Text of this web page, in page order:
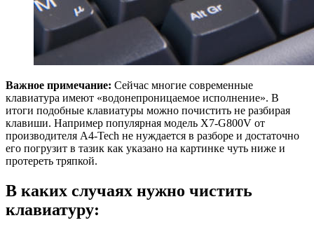
Важное примечание: Сейчас многие современные
клавиатура имеют «водонепроницаемое исполнение». В
итоги подобные клавиатуры можно почистить не разбирая
клавиши. Например популярная модель X7-G800V от
производителя A4-Tech не нуждается в разборе и достаточно
его погрузит в тазик как указано на картинке чуть ниже и
протереть тряпкой.
В каких случаях нужно чистить
клавиатуру: